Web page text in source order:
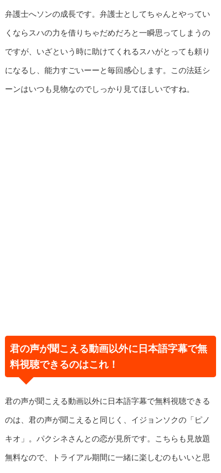
弁護士へソンの成長です。弁護士としてちゃんとやってい
くならスハの力を借りちゃだめだろと一瞬思ってしまうの
ですが、いざという時に助けてくれるスハがとっても頼り
になるし、能力すごいーーと毎回感心します。この法廷シ
ーンはいつも見物なのでしっかり見てほしいですね。
君の声が聞こえる動画以外に日本語字幕で無
料視聴できるのはこれ！
君の声が聞こえる動画以外に日本語字幕で無料視聴できる
のは、君の声が聞こえると同じく、イジョンソクの「ピノ
キオ」。パクシネさんとの恋が見所です。こちらも見放題
無料なので、トライアル期間に一緒に楽しむのもいいと思